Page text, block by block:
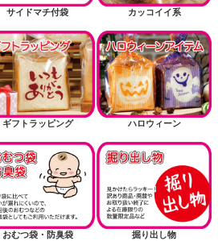
サイドマチ付袋 カッコイイ系
ギフトラッピング ハロウィーン
おむつ袋・防臭袋 掘り出し物